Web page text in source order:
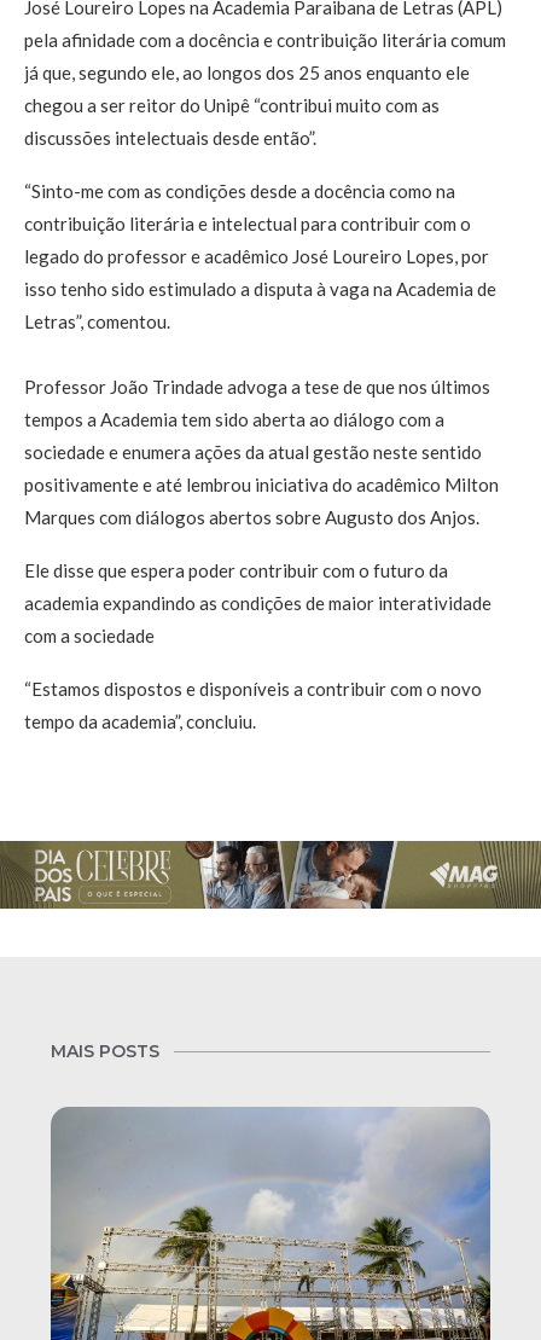
José Loureiro Lopes na Academia Paraibana de Letras (APL)
pela afinidade com a docência e contribuição literária comum
já que, segundo ele, ao longos dos 25 anos enquanto ele
chegou a ser reitor do Unipê “contribui muito com as
discussões intelectuais desde então”.
“Sinto-me com as condições desde a docência como na
contribuição literária e intelectual para contribuir com o
legado do professor e acadêmico José Loureiro Lopes, por
isso tenho sido estimulado a disputa à vaga na Academia de
Letras”, comentou.
Professor João Trindade advoga a tese de que nos últimos
tempos a Academia tem sido aberta ao diálogo com a
sociedade e enumera ações da atual gestão neste sentido
positivamente e até lembrou iniciativa do acadêmico Milton
Marques com diálogos abertos sobre Augusto dos Anjos.
Ele disse que espera poder contribuir com o futuro da
academia expandindo as condições de maior interatividade
com a sociedade
“Estamos dispostos e disponíveis a contribuir com o novo
tempo da academia”, concluiu.
MAIS POSTS